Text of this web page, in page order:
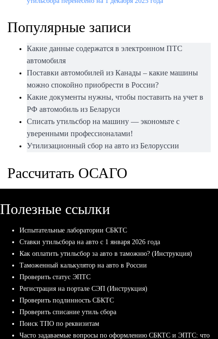
Популярные записи
Какие данные содержатся в электронном ПТС
автомобиля
Поставки автомобилей из Канады – какие машины
можно спокойно приобрести в России?
Какие документы нужны, чтобы поставить на учет в
РФ автомобиль из Беларуси
Списать утильсбор на машину — экономьте с
уверенными профессионалами!
Утилизационный сбор на авто из Белоруссии
Рассчитать ОСАГО
Полезные ссылки
Испытательные лаборатории СБКТС
Ставки утильсбора на авто с 1 января 2026 года
Как оплатить утильсбор за авто в таможню? (Инструкция)
Таможенный калькулятор на авто в России
Проверить статус ЭПТС
Регистрация на портале СЭП (Инструкция)
Проверить подлинность СБКТС
Проверить списание утиль сбора
Поиск ТПО по реквизитам
Часто задаваемые вопросы по оформлению СБКТС и ЭПТС: что